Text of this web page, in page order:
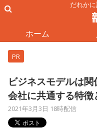
だれか
ホーム
PR
ビジネスモデルは
会社に共通する特徴
2021年3月3日 18時配信